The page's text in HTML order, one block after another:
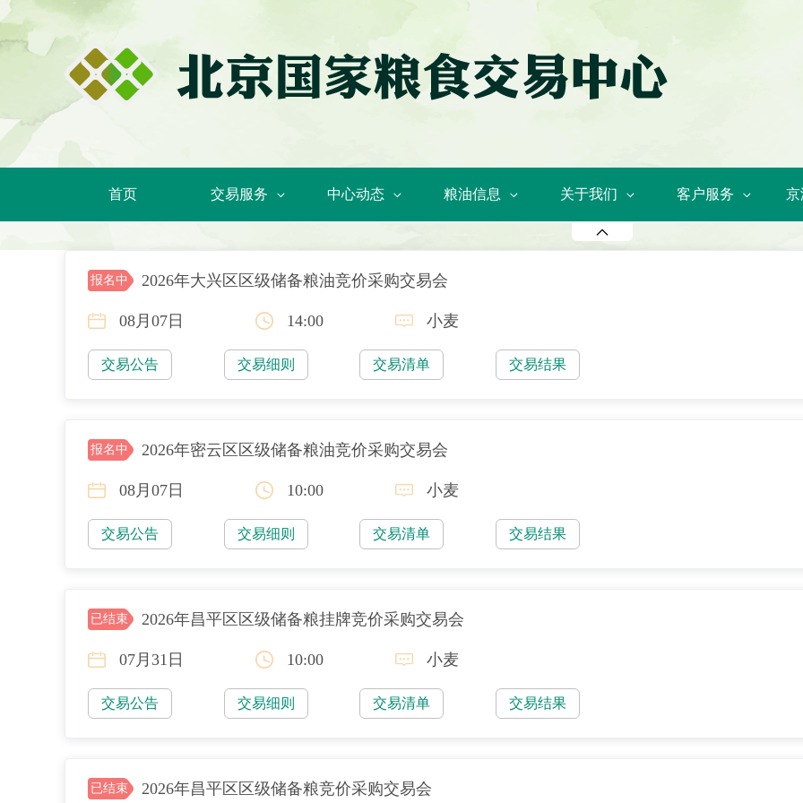
首页 交易服务 中心动态 粮油信息 关于我们 客户服务 京
报名中 2026年大兴区区级储备粮油竞价采购交易会
08月07日 14:00 小麦
交易公告 交易细则 交易清单 交易结果
报名中 2026年密云区区级储备粮油竞价采购交易会
08月07日 10:00 小麦
交易公告 交易细则 交易清单 交易结果
已结束 2026年昌平区区级储备粮挂牌竞价采购交易会
07月31日 10:00 小麦
交易公告 交易细则 交易清单 交易结果
已结束 2026年昌平区区级储备粮竞价采购交易会